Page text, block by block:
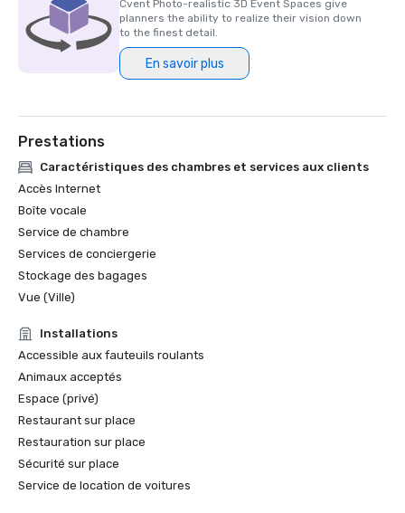
Prix HSMAI Adrian, 2024
Finaliste du prix Stella du Northstar Meetings Group, 2023
Cvent Photo-realistic 3D Event Spaces give
planners the ability to realize their vision down
to the finest detail.
En savoir plus
Prestations
Caractéristiques des chambres et services aux clients
Accès Internet
Boîte vocale
Service de chambre
Services de conciergerie
Stockage des bagages
Vue (Ville)
Installations
Accessible aux fauteuils roulants
Animaux acceptés
Espace (privé)
Restaurant sur place
Restauration sur place
Sécurité sur place
Service de location de voitures